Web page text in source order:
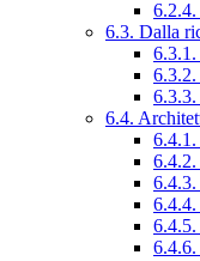
6.3. Dalla
6.3.1.
6.3.2.
6.4.
6.4.1.
6.4.2.
6.4.6.